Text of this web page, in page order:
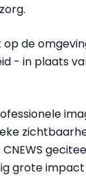
de
- in plaats
grote